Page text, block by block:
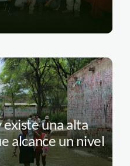
una alta
alcance un nivel